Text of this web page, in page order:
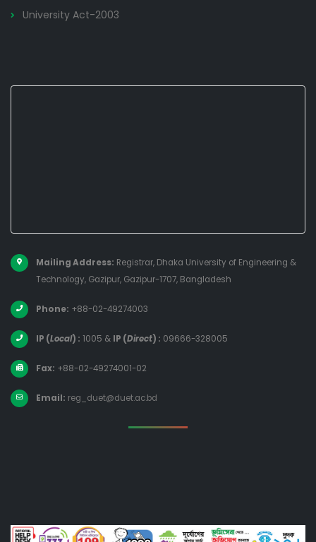
University Act-2003
Mailing Address: Registrar, Dhaka University of Engineering &
Technology, Gazipur, Gazipur-1707, Bangladesh
Phone: +88-02-49274003
IP (Local) : 1005 & IP (Direct) : 09666-328005
Fax: +88-02-49274001-02
Email: reg_duet@duet.ac.bd